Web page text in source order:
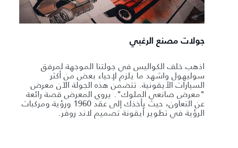
جولات مصنع الرغبي
اذهب خلف الكواليس في جولتنا الموجهة لمرفق
سوليهول واشهد ما يلزم لإحياء بعض من أكثر
السيارات الأيقونية. تتضمن هذه الجولة الآن معرض
"معرض صانعي الملوك". يروي المعرض قصة رائعة
عن التعاون، حيث يأخذك إلى عقد 1960 ورؤية ومركبات
الرؤية في تطوير أيقونة تصميم لاند روفر.